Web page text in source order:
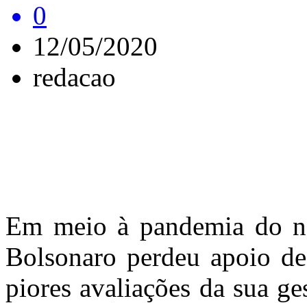
0
12/05/2020
redacao
Em meio à pandemia do
Bolsonaro perdeu apoio
piores avaliações da sua